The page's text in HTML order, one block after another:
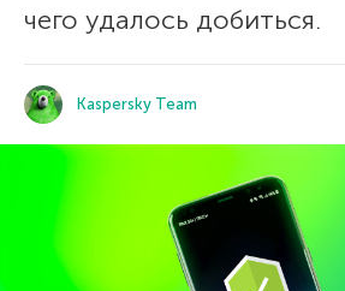
чего удалось добиться.
Kaspersky Team